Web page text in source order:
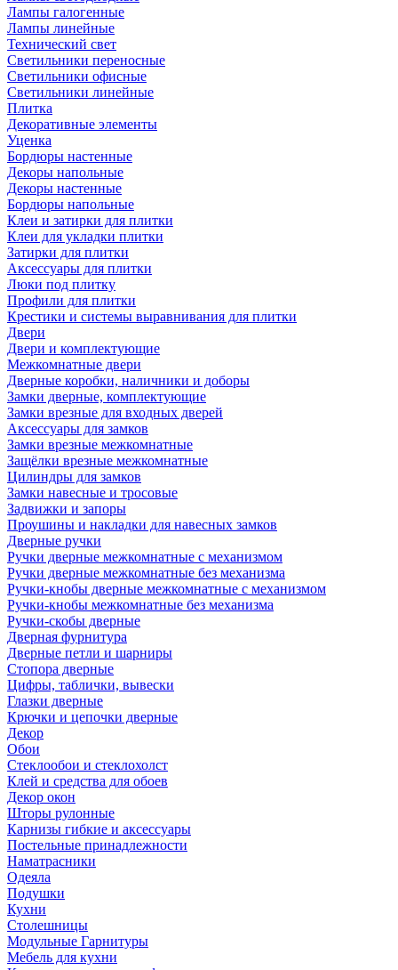
Лампы галогенные
Лампы линейные
Технический свет
Светильники переносные
Светильники офисные
Светильники линейные
Плитка
Декоративные элементы
Уценка
Бордюры настенные
Декоры напольные
Декоры настенные
Бордюры напольные
Клеи и затирки для плитки
Клеи для укладки плитки
Затирки для плитки
Аксессуары для плитки
Люки под плитку
Профили для плитки
Крестики и системы выравнивания для плитки
Двери
Двери и комплектующие
Межкомнатные двери
Дверные коробки, наличники и доборы
Замки дверные, комплектующие
Замки врезные для входных дверей
Аксессуары для замков
Замки врезные межкомнатные
Защёлки врезные межкомнатные
Цилиндры для замков
Замки навесные и тросовые
Задвижки и запоры
Проушины и накладки для навесных замков
Дверные ручки
Ручки дверные межкомнатные с механизмом
Ручки дверные межкомнатные без механизма
Ручки-кнобы дверные межкомнатные с механизмом
Ручки-кнобы межкомнатные без механизма
Ручки-скобы дверные
Дверная фурнитура
Дверные петли и шарниры
Стопора дверные
Цифры, таблички, вывески
Глазки дверные
Крючки и цепочки дверные
Декор
Обои
Стеклообои и стеклохолст
Клей и средства для обоев
Декор окон
Шторы рулонные
Карнизы гибкие и аксессуары
Постельные принадлежности
Наматрасники
Одеяла
Подушки
Кухни
Столешницы
Модульные Гарнитуры
Мебель для кухни